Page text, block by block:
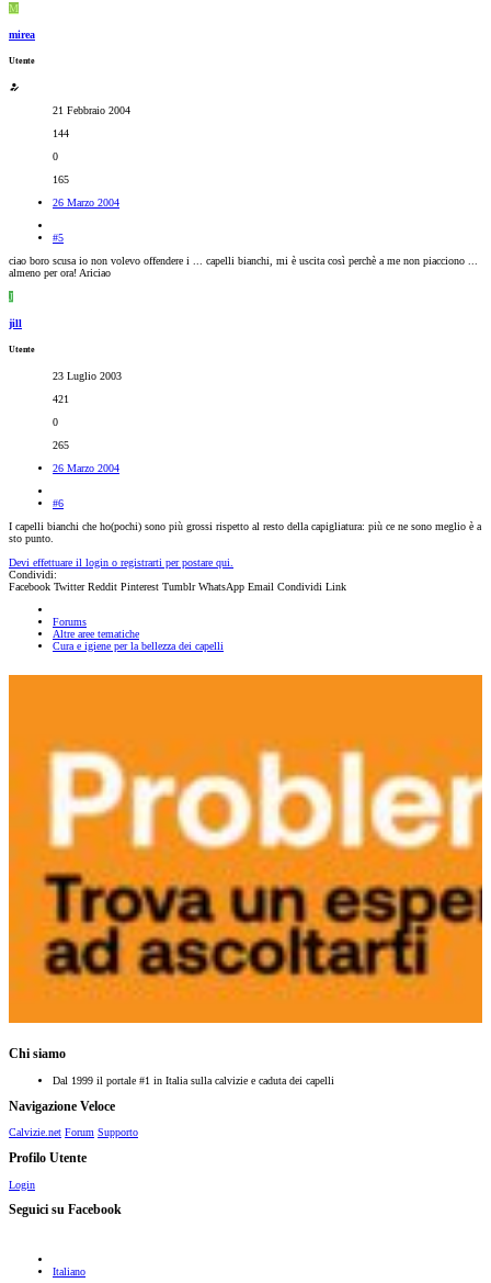
M
mirea
Utente
21 Febbraio 2004
144
0
165
26 Marzo 2004
#5
ciao boro scusa io non volevo offendere i ... capelli bianchi, mi è uscita così perchè a me non piacciono ...
almeno per ora! Ariciao
J
jill
Utente
23 Luglio 2003
421
0
265
26 Marzo 2004
#6
I capelli bianchi che ho(pochi) sono più grossi rispetto al resto della capigliatura: più ce ne sono meglio è a
sto punto.
Devi effettuare il login o registrarti per postare qui.
Condividi:
Facebook Twitter Reddit Pinterest Tumblr WhatsApp Email Condividi Link
Forums
Altre aree tematiche
Cura e igiene per la bellezza dei capelli
Chi siamo
Dal 1999 il portale #1 in Italia sulla calvizie e caduta dei capelli
Navigazione Veloce
Calvizie.net Forum Supporto
Profilo Utente
Login
Seguici su Facebook
Italiano